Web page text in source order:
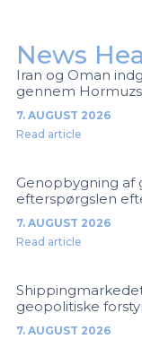
News
Iran og Oman
gennem
7. AUGUST 2026
Read article
Genopbygning
efterspørgslen
7. AUGUST 2026
Read article
geopolitiske
7. AUGUST 2026